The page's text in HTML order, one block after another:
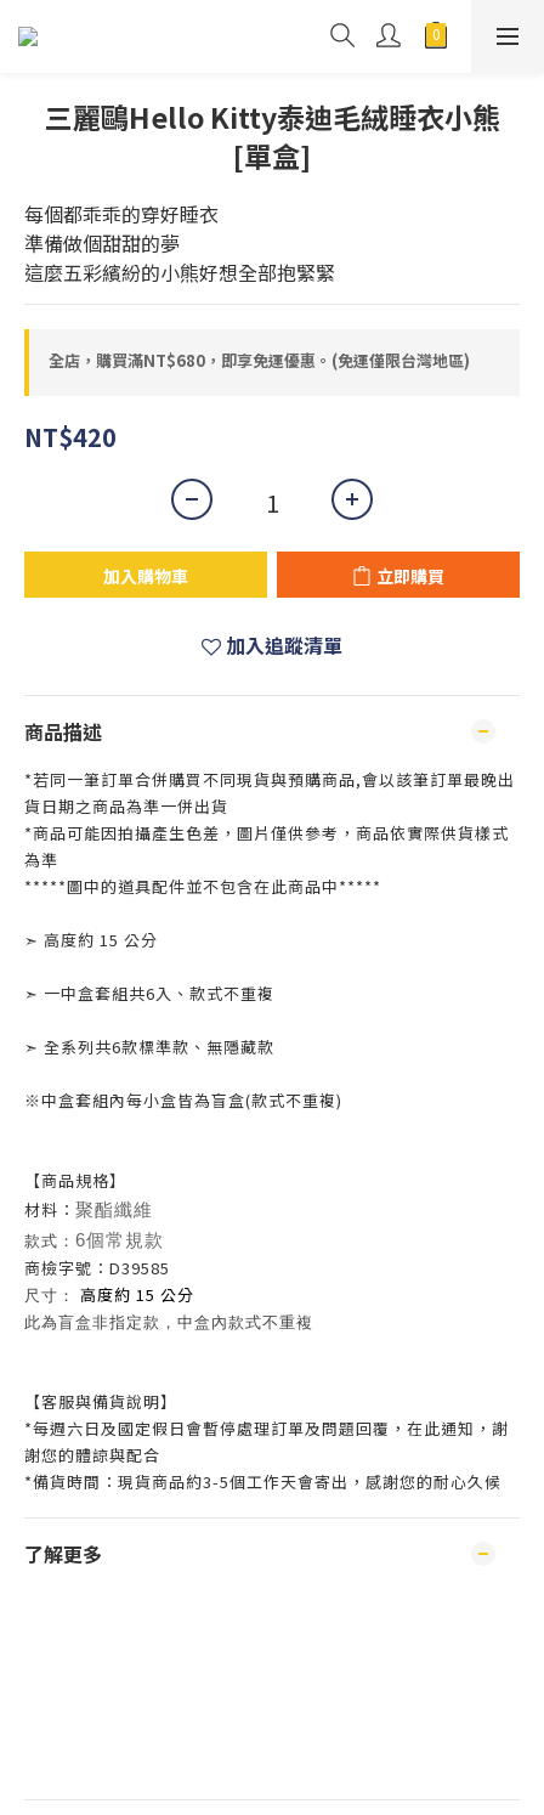
三麗鷗Hello Kitty泰迪毛絨睡衣小熊
[單盒]
每個都乖乖的穿好睡衣
準備做個甜甜的夢
這麼五彩繽紛的小熊好想全部抱緊緊
全店，購買滿NT$680，即享免運優惠。(免運僅限台灣地區)
NT$420
加入購物車 立即購買
加入追蹤清單
商品描述
*若同一筆訂單合併購買不同現貨與預購商品,會以該筆訂單最晚出
貨日期之商品為準一併出貨
*商品可能因拍攝產生色差，圖片僅供參考，商品依實際供貨樣式
為準
*****圖中的道具配件並不包含在此商品中*****
➣ 高度約 15 公分
➣ 一中盒套組共6入、款式不重複
➣ 全系列共6款標準款、無隱藏款
※中盒套組內每小盒皆為盲盒(款式不重複)
【商品規格】
材料： 聚酯纖維
款式： 6個常規款
商檢字號：D39585
尺寸： 高度約 15 公分
此為盲盒非指定款，中盒內款式不重複
【客服與備貨說明】
*每週六日及國定假日會暫停處理訂單及問題回覆，在此通知，謝
謝您的體諒與配合
*備貨時間：現貨商品約3-5個工作天會寄出，感謝您的耐心久候
了解更多